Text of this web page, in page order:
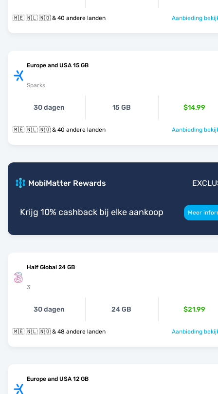
🇲🇪 🇳🇱 🇳🇴 & 40 andere landen Aanbieding
Europe and USA 15 GB
Sparks
30 dagen 15 GB $14.99
🇲🇪 🇳🇱 🇳🇴 & 40 andere landen Aanbieding
MobiMatter Rewards
Krijg 10% cashback bij elke aankoop Meer
Half Global 24 GB
3
30 dagen 24 GB $21.99
🇲🇪 🇳🇱 🇳🇴 & 48 andere landen Aanbieding
Europe and USA 12 GB